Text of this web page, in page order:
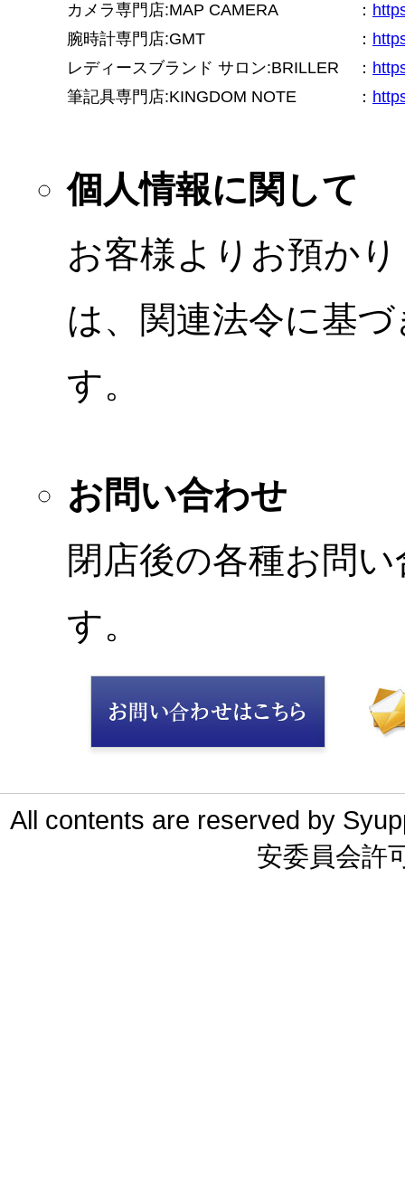
カメラ専門店:MAP CAMERA ：
腕時計専門店:GMT
：
レディースブランド サロン:BRILLER
：
筆記具専門店:KINGDOM NOTE
：
個人情報に関して
お客様よりお預か
は、関連法令に基
す。
お問い合わせ
閉店後の各種お問
す。
All contents are reserved by
安委員会許